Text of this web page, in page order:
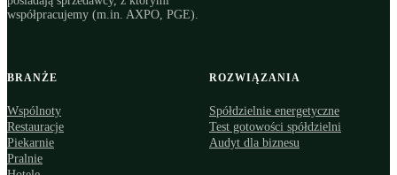
współpracujemy (m.in. AXPO, PGE).
BRANŻE
Wspólnoty
Restauracje
Piekarnie
Pralnie
ROZWIĄZANIA
Spółdzielnie energetyczne
Test gotowości spółdzielni
Audyt dla biznesu